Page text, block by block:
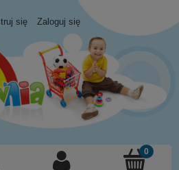
się Zaloguj się